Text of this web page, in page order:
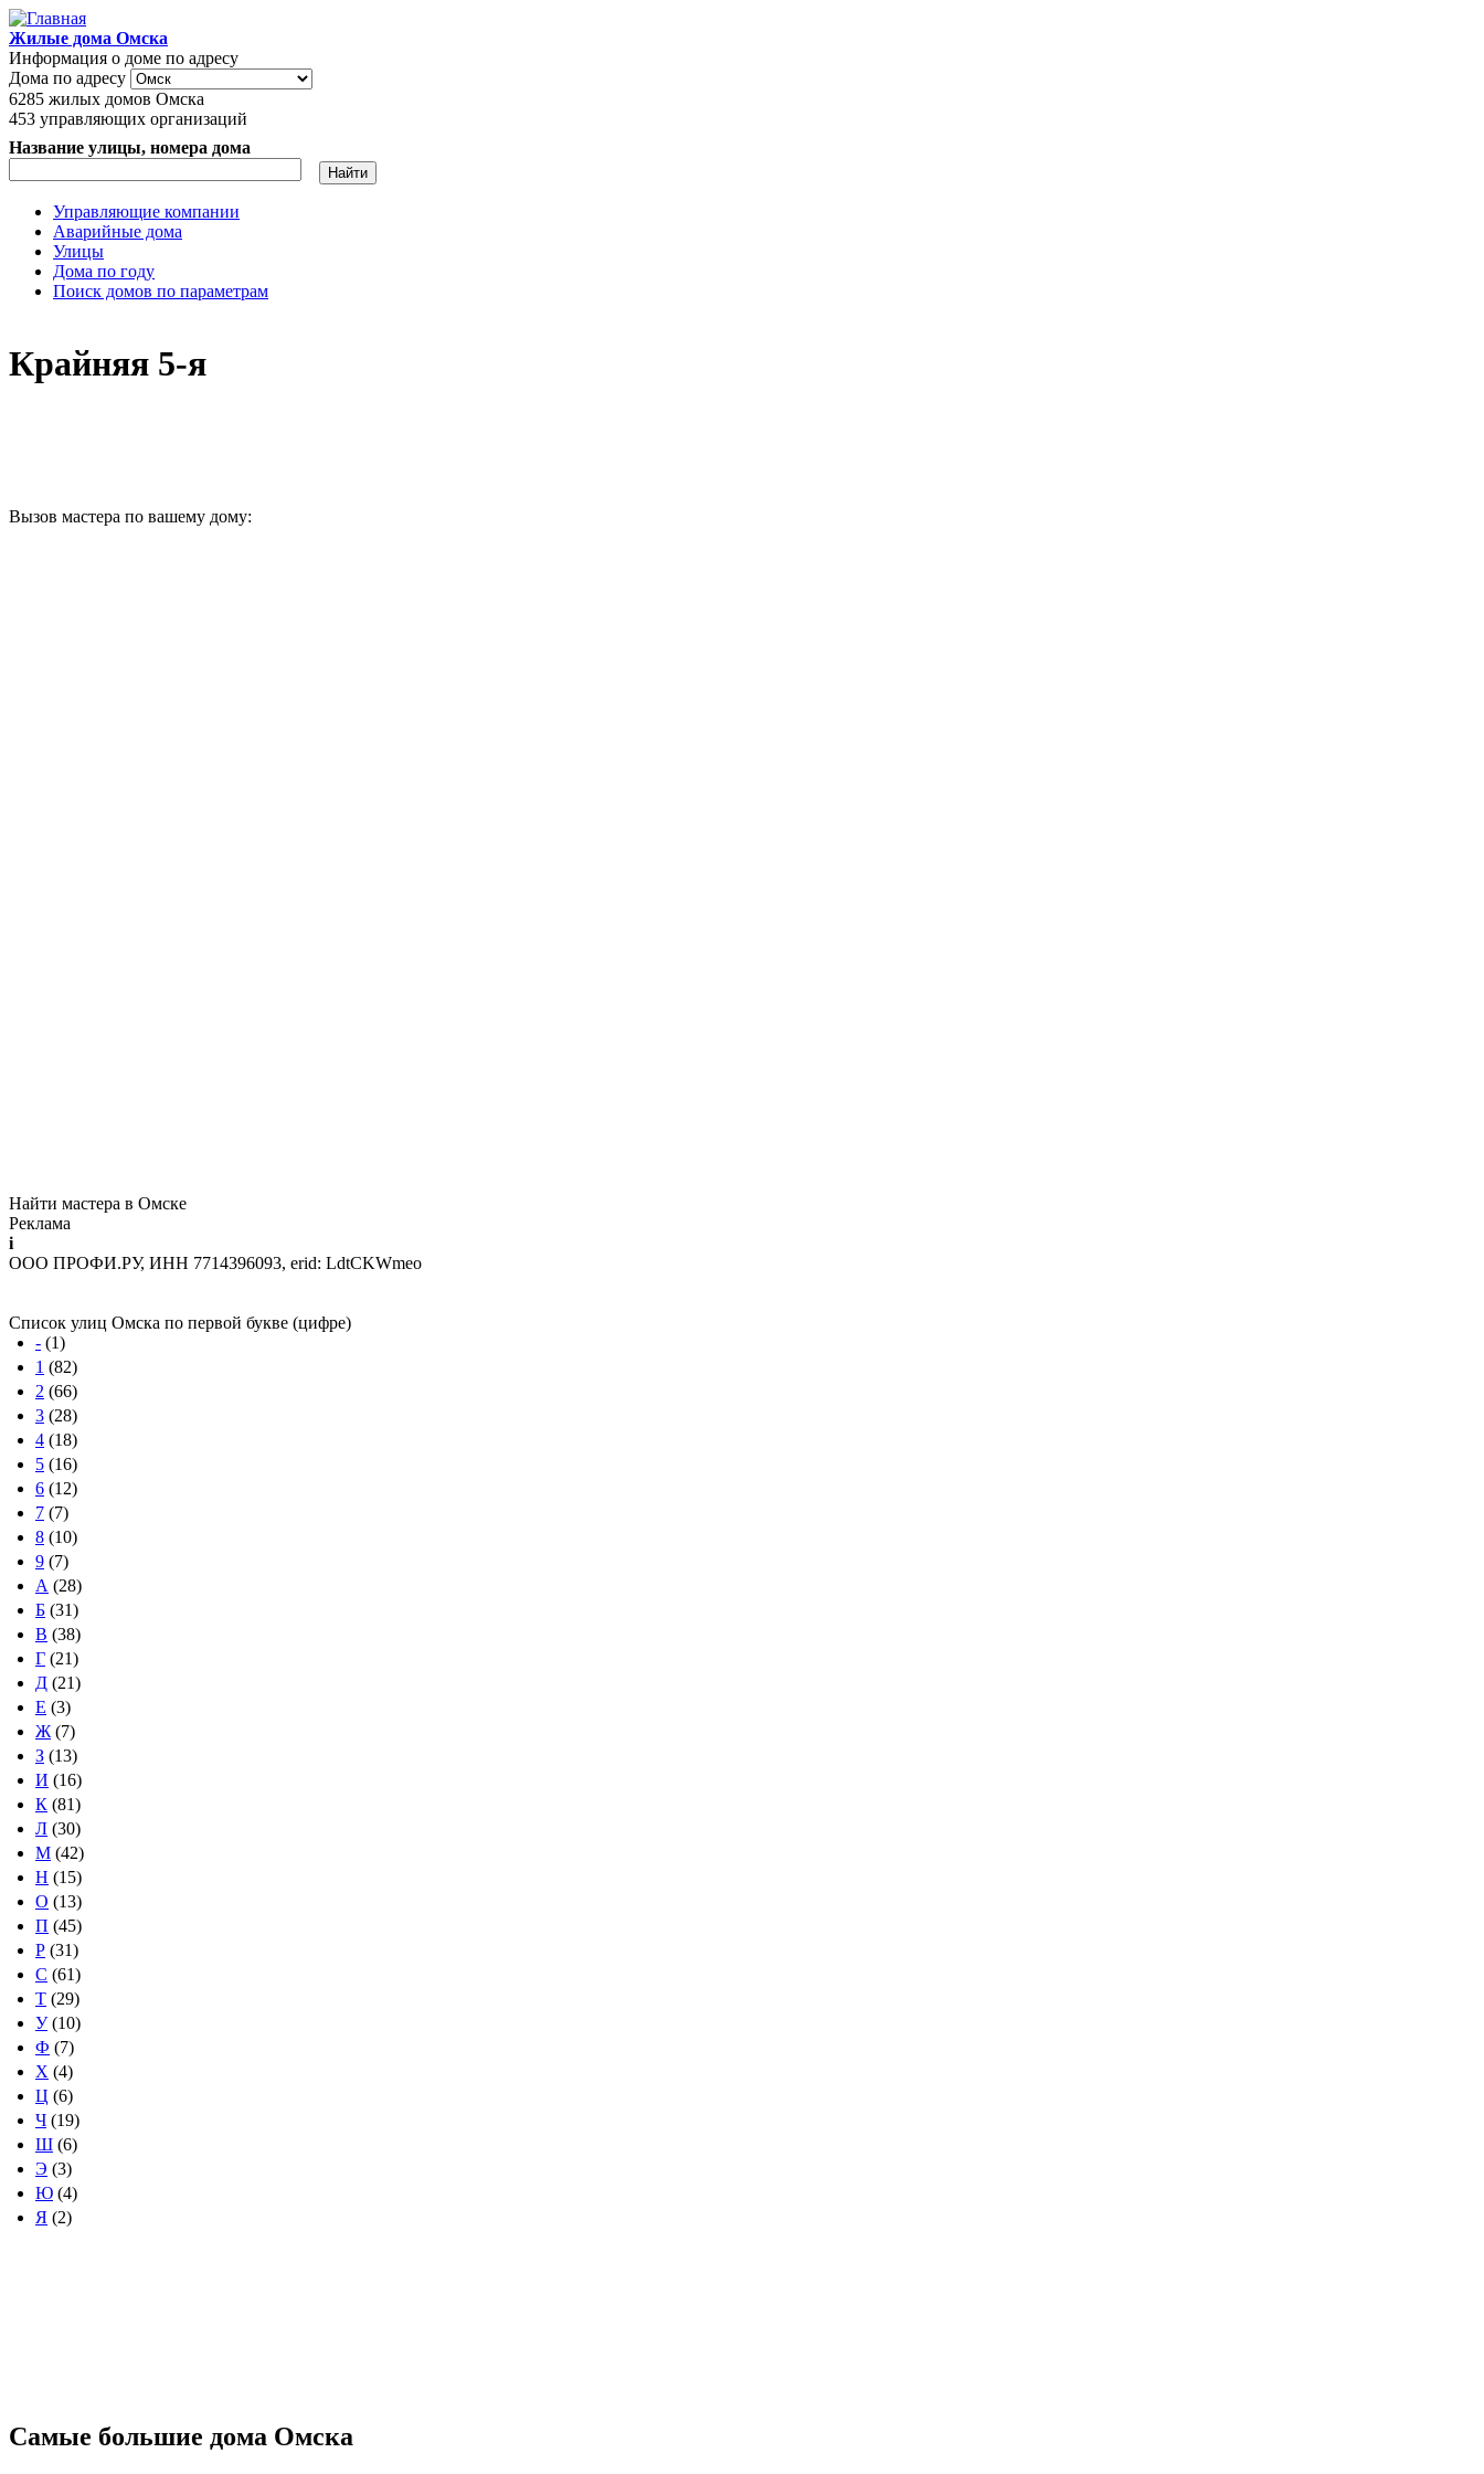
Перейти к основному содержанию
Жилые дома Омска
Информация о доме по адресу
Дома по адресу
6285 жилых домов Омска
453 управляющих организаций
Название улицы, номера дома
Главное меню
Управляющие компании
Аварийные дома
Улицы
Дома по году
Поиск домов по параметрам
Крайняя 5-я
Вызов мастера по вашему дому:
Найти мастера в Омске
Реклама
i
ООО ПРОФИ.РУ, ИНН 7714396093, erid: LdtCKWmeo
Список улиц Омска по первой букве (цифре)
- (1)
1 (82)
2 (66)
3 (28)
4 (18)
5 (16)
6 (12)
7 (7)
8 (10)
9 (7)
А (28)
Б (31)
В (38)
Г (21)
Д (21)
Е (3)
Ж (7)
З (13)
И (16)
К (81)
Л (30)
М (42)
Н (15)
О (13)
П (45)
Р (31)
С (61)
Т (29)
У(10)
Ф (7)
Х (4)
Ц (6)
Ч (19)
Ш (6)
Э (3)
Ю (4)
Я (2)
Самые большие дома Омска